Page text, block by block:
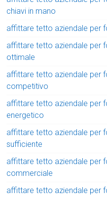
chiavi in mano
affittare tetto aziendale per
affittare tetto aziendale per
ottimale
affittare tetto aziendale per
competitivo
affittare tetto aziendale per
energetico
affittare tetto aziendale per
sufficiente
affittare tetto aziendale per
commerciale
affittare tetto aziendale per